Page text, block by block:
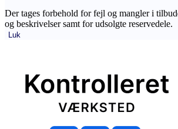
Der tages forbehold for fejl og mangler i
og beskrivelser samt for udsolgte reservedele.
Luk